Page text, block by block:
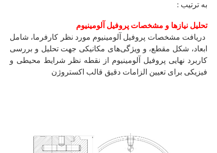
به ترتیب :
تحلیل نیازها و مشخصات پروفیل آلومینیوم
دریافت مشخصات پروفیل آلومینیوم مورد نظر کارفرما، شامل
ابعاد، شکل مقطع، و ویژگی‌های مکانیکی جهت تحلیل و بررسی
کاربرد نهایی پروفیل آلومینیوم از نقطه نظر شرایط محیطی و
فیزیکی برای تعیین الزامات دقیق قالب اکستروژن